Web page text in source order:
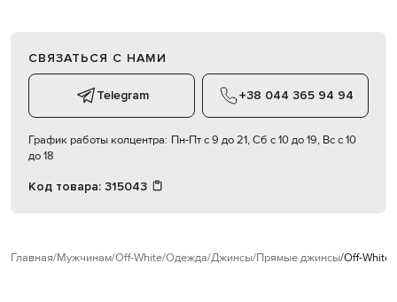
СВЯЗАТЬСЯ С НАМИ
Telegram +38 044 365 94 94
График работы колцентра: Пн-Пт с 9 до 21, Сб с 10 до 19, Вс с 10
до 18
Код товара: 315043
Главная Мужчинам Off-White Одежда Джинсы Прямые джинсы Off-White